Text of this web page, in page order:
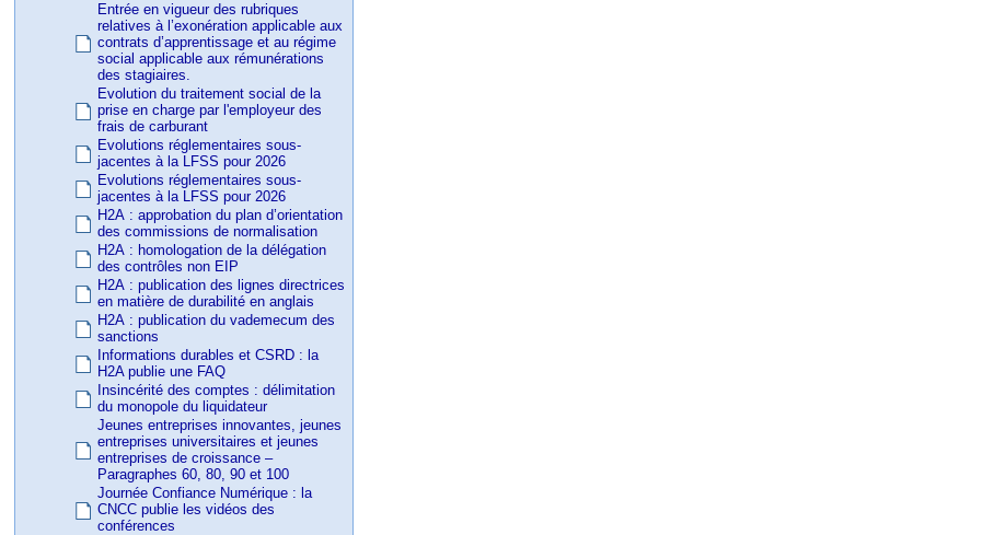
Entrée en vigueur des rubriques
relatives à l’exonération applicable aux
contrats d’apprentissage et au régime
social applicable aux rémunérations
des stagiaires.
Evolution du traitement social de la
prise en charge par l'employeur des
frais de carburant
Evolutions réglementaires sous-
jacentes à la LFSS pour 2026
Evolutions réglementaires sous-
jacentes à la LFSS pour 2026
H2A : approbation du plan d’orientation
des commissions de normalisation
H2A : homologation de la délégation
des contrôles non EIP
H2A : publication des lignes directrices
en matière de durabilité en anglais
H2A : publication du vademecum des
sanctions
Informations durables et CSRD : la
H2A publie une FAQ
Insincérité des comptes : délimitation
du monopole du liquidateur
Jeunes entreprises innovantes, jeunes
entreprises universitaires et jeunes
entreprises de croissance –
Paragraphes 60, 80, 90 et 100
Journée Confiance Numérique : la
CNCC publie les vidéos des
conférences